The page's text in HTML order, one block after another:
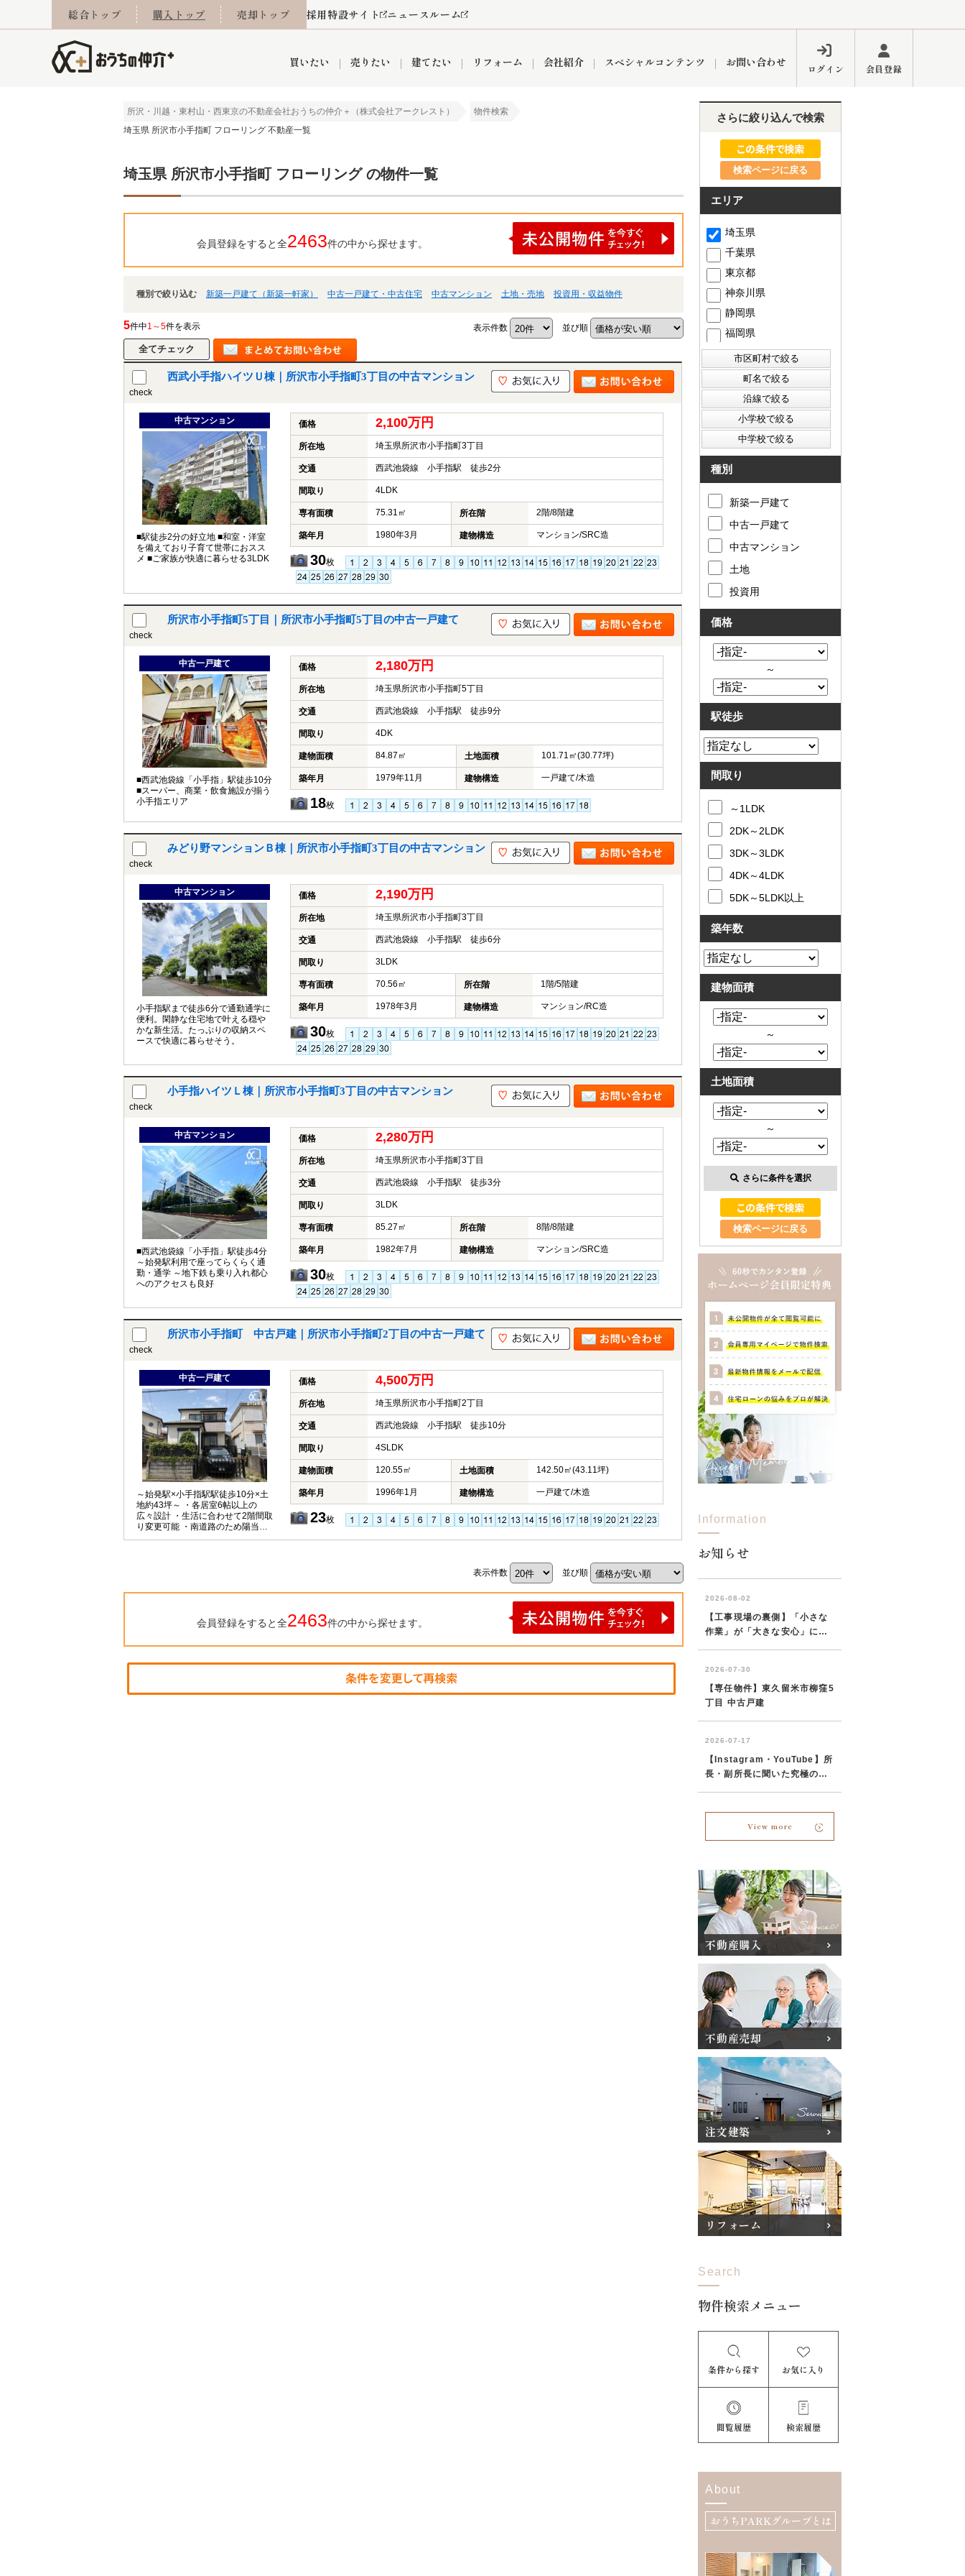
総合トップ 購入トップ 売却トップ 採用特設サイト ニュースルーム
買いたい
川越市 入間市 飯能市 狭山市 ふじみ野市 富士見市 志木市 新座市 朝霞市 西東京市 東村山市 東大和市
売りたい
練馬区
建てたい リフォーム 会社紹介
インフォメーション ブログ
秋津営業所 東久留米営業所
スペシャルコンテンツ お問い合わせ ログイン 会員登録
所沢・川越・東村山・西東京の不動産会社おうちの仲介＋（株式会社アークレスト）
物件検索
埼玉県 所沢市小手指町 フローリング 不動産一覧
埼玉県 所沢市小手指町 フローリング の物件一覧
会員登録をすると全2463件の中から探せます。
種別で絞り込む 新築一戸建て（新築一軒家） 中古一戸建て・中古住宅 中古マンション 土地・売地 投資用・収益物件
5件中1～5件を表示 表示件数 並び順
check
西武小手指ハイツＵ棟｜所沢市小手指町3丁目の中古マンション
中古マンション
■駅徒歩2分の好立地 ■和室・洋室
を備えており子育て世帯におスス
メ ■ご家族が快適に暮らせる3LDK
価格 2,100万円
所在地 埼玉県所沢市小手指町3丁目
交通 西武池袋線 小手指駅 徒歩2分
間取り 4LDK
専有面積 75.31㎡ 所在階 2階/8階建
築年月 1980年3月 建物構造 マンション/SRC造
30枚
check
所沢市小手指町5丁目｜所沢市小手指町5丁目の中古一戸建て
中古一戸建て
■西武池袋線「小手指」駅徒歩10分
■スーパー、商業・飲食施設が揃う
小手指エリア
価格 2,180万円
所在地 埼玉県所沢市小手指町5丁目
交通 西武池袋線 小手指駅 徒歩9分
間取り 4DK
建物面積 84.87㎡ 土地面積 101.71㎡(30.77坪)
築年月 1979年11月 建物構造 一戸建て/木造
18枚
check
みどり野マンションＢ棟｜所沢市小手指町3丁目の中古マンション
中古マンション
小手指駅まで徒歩6分で通勤通学に
便利。閑静な住宅地で叶える穏や
かな新生活。たっぷりの収納スペ
ースで快適に暮らせそう。
価格 2,190万円
所在地 埼玉県所沢市小手指町3丁目
交通 西武池袋線 小手指駅 徒歩6分
間取り 3LDK
専有面積 70.56㎡ 所在階 1階/5階建
築年月 1978年3月 建物構造 マンション/RC造
30枚
check
小手指ハイツＬ棟｜所沢市小手指町3丁目の中古マンション
中古マンション
■西武池袋線「小手指」駅徒歩4分
～始発駅利用で座ってらくらく通
勤・通学 ～地下鉄も乗り入れ都心
へのアクセスも良好
価格 2,280万円
所在地 埼玉県所沢市小手指町3丁目
交通 西武池袋線 小手指駅 徒歩3分
間取り 3LDK
専有面積 85.27㎡ 所在階 8階/8階建
築年月 1982年7月 建物構造 マンション/SRC造
30枚
check
所沢市小手指町 中古戸建｜所沢市小手指町2丁目の中古一戸建て
中古一戸建て
～始発駅×小手指駅駅徒歩10分×土
地約43坪～ ・各居室6帖以上の
広々設計 ・生活に合わせて2階間取
り変更可能 ・南道路のため陽当た
り良好
価格 4,500万円
所在地 埼玉県所沢市小手指町2丁目
交通 西武池袋線 小手指駅 徒歩10分
間取り 4SLDK
建物面積 120.55㎡ 土地面積 142.50㎡(43.11坪)
築年月 1996年1月 建物構造 一戸建て/木造
23枚
表示件数 並び順
会員登録をすると全2463件の中から探せます。
さらに絞り込んで検索
検索ページに戻る
エリア
埼玉県
千葉県
東京都
神奈川県
静岡県
福岡県
種別
新築一戸建て
中古一戸建て
中古マンション
土地
投資用
価格
～
駅徒歩
間取り
～1LDK
2DK～2LDK
3DK～3LDK
4DK～4LDK
5DK～5LDK以上
築年数
建物面積
～
土地面積
～
さらに条件を選択
検索ページに戻る
Information
お知らせ
View more
不動産購入
不動産売却
注文建築
リフォーム
Search
物件検索メニュー
条件から探す お気に入り
閲覧履歴 検索履歴
About
おうちPARKグループとは